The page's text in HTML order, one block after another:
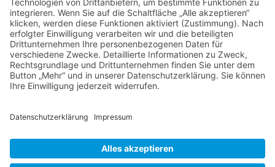
gelebt hat
Konzeptäquivalenz; teilweise Bildäquivalenz (Meer
als Lebensort)
Copyright 2019 - 2023WAK / Prof. Dr. Annely
Rothkegel